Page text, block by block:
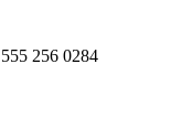
555 256 0284